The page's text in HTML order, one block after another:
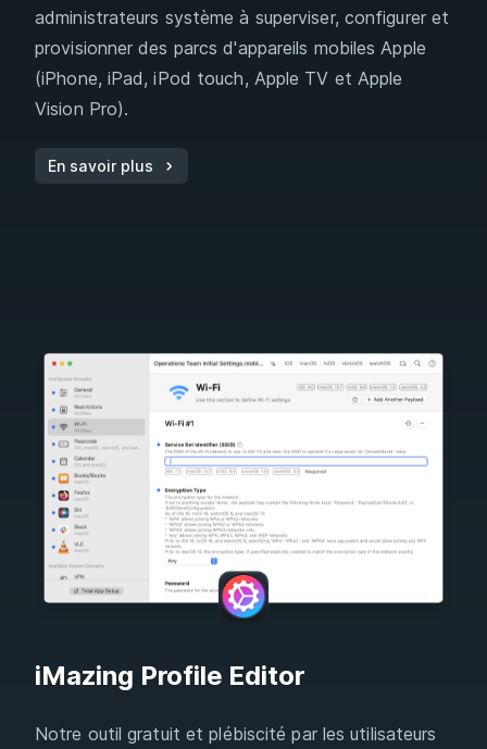
administrateurs système à superviser, configurer et
provisionner des parcs d'appareils mobiles Apple
(iPhone, iPad, iPod touch, Apple TV et Apple
Vision Pro).
En savoir plus
iMazing Profile Editor
Notre outil gratuit et plébiscité par les utilisateurs